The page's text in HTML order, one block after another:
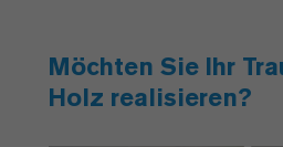
Möchten Sie Ihr
Holz realisieren?